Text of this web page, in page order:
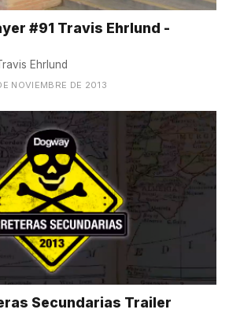
#91 Travis Ehrlund -
Ehrlund
NOVIEMBRE DE 2013
Secundarias Trailer